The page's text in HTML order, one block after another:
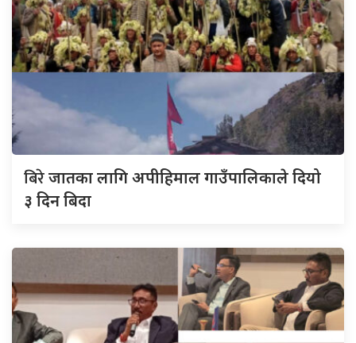
बिरेजातका लागि अपीहिमाल गाउँपालिकाले दियो
३ दिन बिदा